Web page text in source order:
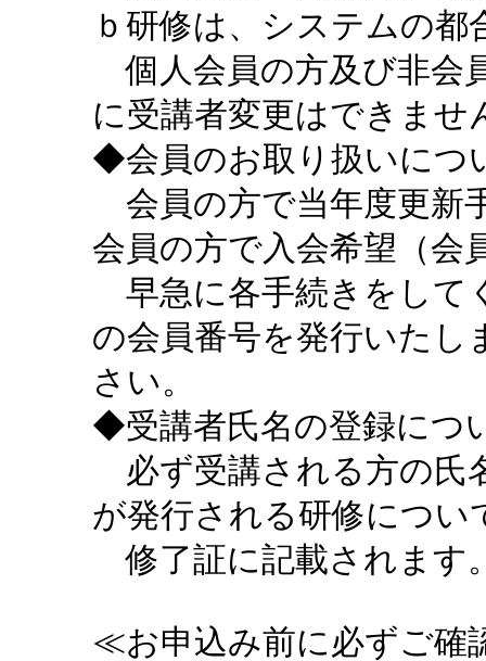
ｂ研修は、システムの
個人会員の方及び非会
に受講者変更はできませ
◆会員のお取り扱いにつ
会員の方で当年度更新
会員の方で入会希望（会
早急に各手続きをして
の会員番号を発行いたし
さい。
◆受講者氏名の登録につ
必ず受講される方の氏
が発行される研修につい
修了証に記載されます
≪お申込み前に必ずご確